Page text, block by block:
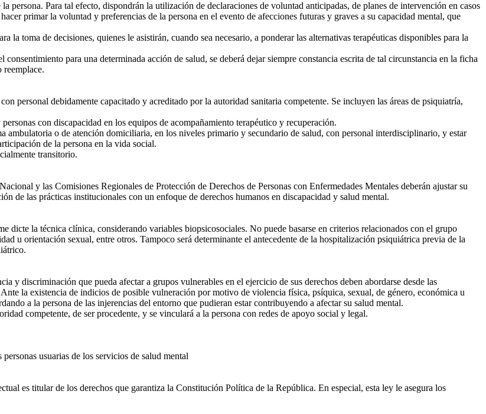
Para tal efecto, dispondrán la utilización de declaraciones de voluntad anticipadas, de planes de intervención en casos
primar la voluntad y preferencias de la persona en el evento de afecciones futuras y graves a su capacidad mental, que
la toma de decisiones, quienes le asistirán, cuando sea necesario, a ponderar las alternativas terapéuticas disponibles para la
para una determinada acción de salud, se deberá dejar siempre constancia escrita de tal circunstancia en la ficha
personal debidamente capacitado y acreditado por la autoridad sanitaria competente. Se incluyen las áreas de psiquiatría,
con discapacidad en los equipos de acompañamiento terapéutico y recuperación.
ambulatoria o de atención domiciliaria, en los niveles primario y secundario de salud, con personal interdisciplinario, y estar
de la persona en la vida social.
transitorio.
y las Comisiones Regionales de Protección de Derechos de Personas con Enfermedades Mentales deberán ajustar su
de las prácticas institucionales con un enfoque de derechos humanos en discapacidad y salud mental.
la técnica clínica, considerando variables biopsicosociales. No puede basarse en criterios relacionados con el grupo
u orientación sexual, entre otros. Tampoco será determinante el antecedente de la hospitalización psiquiátrica previa de la
discriminación que pueda afectar a grupos vulnerables en el ejercicio de sus derechos deben abordarse desde las
la existencia de indicios de posible vulneración por motivo de violencia física, psíquica, sexual, de género, económica u
a la persona de las injerencias del entorno que pudieran estar contribuyendo a afectar su salud mental.
competente, de ser procedente, y se vinculará a la persona con redes de apoyo social y legal.
usuarias de los servicios de salud mental
es titular de los derechos que garantiza la Constitución Política de la República. En especial, esta ley le asegura los